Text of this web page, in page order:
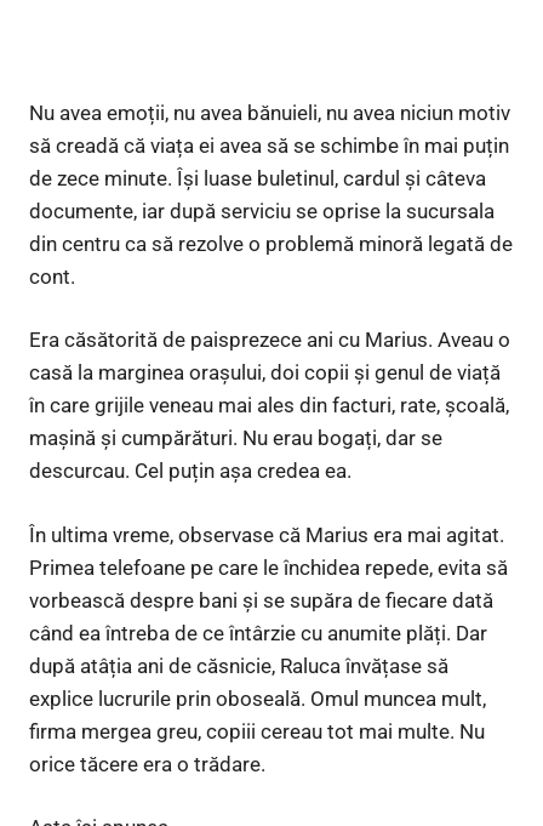
Nu avea emoții, nu avea bănuieli, nu avea niciun motiv
să creadă că viața ei avea să se schimbe în mai puțin
de zece minute. Își luase buletinul, cardul și câteva
documente, iar după serviciu se oprise la sucursala
din centru ca să rezolve o problemă minoră legată de
cont.
Era căsătorită de paisprezece ani cu Marius. Aveau o
casă la marginea orașului, doi copii și genul de viață
în care grijile veneau mai ales din facturi, rate, școală,
mașină și cumpărături. Nu erau bogați, dar se
descurcau. Cel puțin așa credea ea.
În ultima vreme, observase că Marius era mai agitat.
Primea telefoane pe care le închidea repede, evita să
vorbească despre bani și se supăra de fiecare dată
când ea întreba de ce întârzie cu anumite plăți. Dar
după atâția ani de căsnicie, Raluca învățase să
explice lucrurile prin oboseală. Omul muncea mult,
firma mergea greu, copiii cereau tot mai multe. Nu
orice tăcere era o trădare.